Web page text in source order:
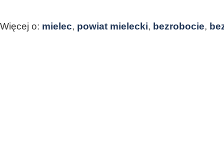
Więcej o: mielec, powiat mielecki, bezrobocie,